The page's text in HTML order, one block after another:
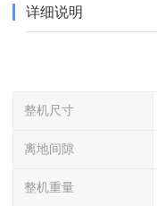
详细说明
整机尺寸
离地间隙
整机重量